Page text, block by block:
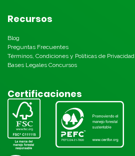
Recursos
Blog
Preguntas Frecuentes
Términos, Condiciones y Políticas de Privacidad
Bases Legales Concursos
Certificaciones